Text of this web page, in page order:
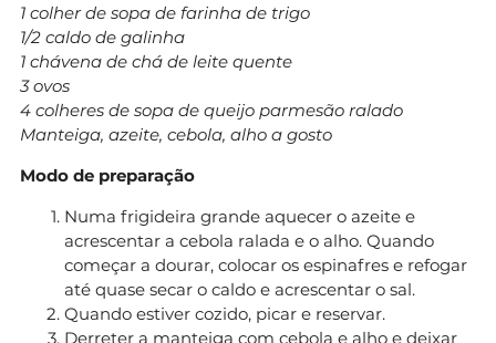
1 colher de sopa de farinha de trigo
1/2 caldo de galinha
1 chávena de chá de leite quente
3 ovos
4 colheres de sopa de queijo parmesão ralado
Manteiga, azeite, cebola, alho a gosto
Modo de preparação
Numa frigideira grande aquecer o azeite e
acrescentar a cebola ralada e o alho. Quando
começar a dourar, colocar os espinafres e refogar
até quase secar o caldo e acrescentar o sal.
Quando estiver cozido, picar e reservar.
Derreter a manteiga com cebola e alho e deixar